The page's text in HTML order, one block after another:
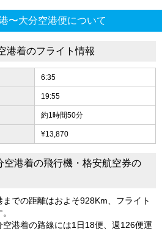
〜大分空港便について
港着のフライト情報
6:35
19:55
約1時間50分
¥13,870
空港着の飛行機・格安航空券の
での距離はおよそ928Km、フライト
港着の路線には1日18便、週126便運